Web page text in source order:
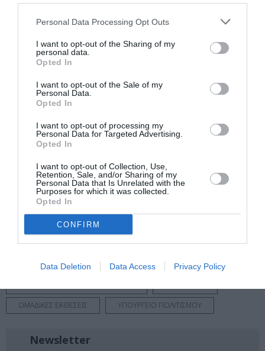
Personal Data Processing Opt Outs
I want to opt-out of the Sharing of my
personal data.
Opted In
I want to opt-out of the Sale of my
Personal Data.
Opted In
I want to opt-out of processing my
Personal Data for Targeted Advertising.
Opted In
I want to opt-out of Collection, Use,
Retention, Sale, and/or Sharing of my
Personal Data that Is Unrelated with the
Purposes for which it was collected.
Opted In
CONFIRM
Data Deletion Data Access Privacy Policy
Πληροφορίες / Κρατήσεις:
Ακολουθήστε το Culturenow.gr στο
μάθετε πρώτοι όλες τις ειδήσεις
Δείτε όλα τατελευταία νέα
Πολιτισμό στοCulturenow.gr
Νέοι Διαγωνισμοί❯
ΔΙΑΛΕΞΕΙΣ - ΟΜΙΛΙΕΣ
ΔΡΑΣΤΗΡΙΟΤΗΤΕΣ ΓΙΑ ΠΑΙΔΙΑ
ΕΙΚΑΣΤΙΚΕΣ ΕΚΘΕΣΕΙΣ
ΛΟΥΙΖΑ ΚΑΡΑΠΙΔΑΚΗ
ΟΜΑΔΙΚΕΣ ΕΚΘΕΣΕΙΣ
ΥΠΟΥΡΓΕΙΟ ΠΟΛΙΤΙΣΜΟΥ
Newsletter